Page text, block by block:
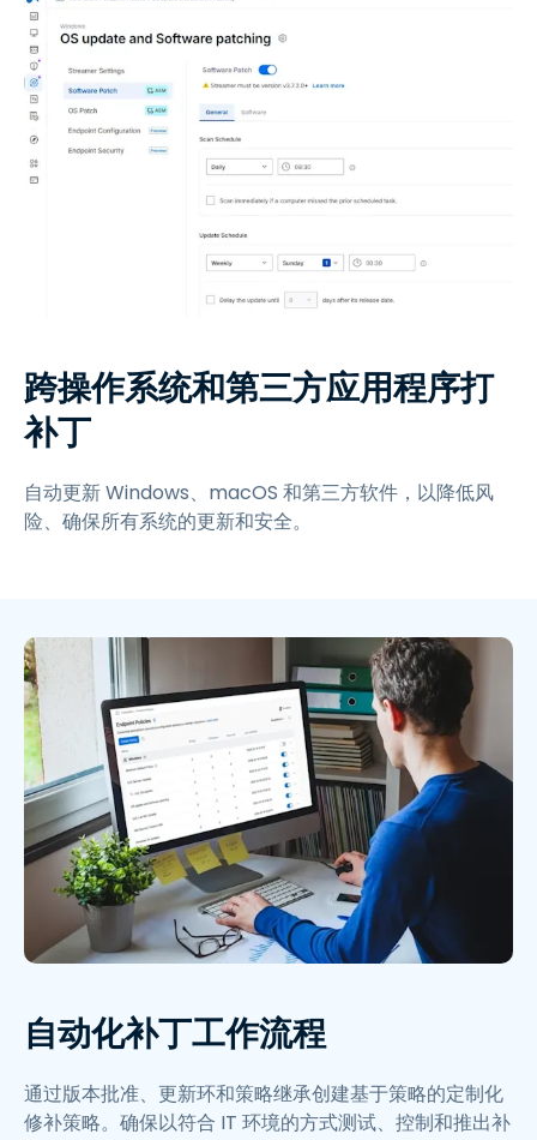
跨操作系统和第三方应用程序打
补丁
自动更新 Windows、macOS 和第三方软件，以降低风
险、确保所有系统的更新和安全。
自动化补丁工作流程
通过版本批准、更新环和策略继承创建基于策略的定制化
修补策略。确保以符合 IT 环境的方式测试、控制和推出补